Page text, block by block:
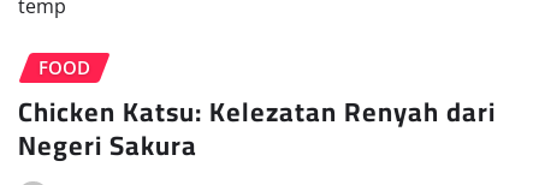
FOOD
Chicken Katsu: Kelezatan Renyah dari
Negeri Sakura